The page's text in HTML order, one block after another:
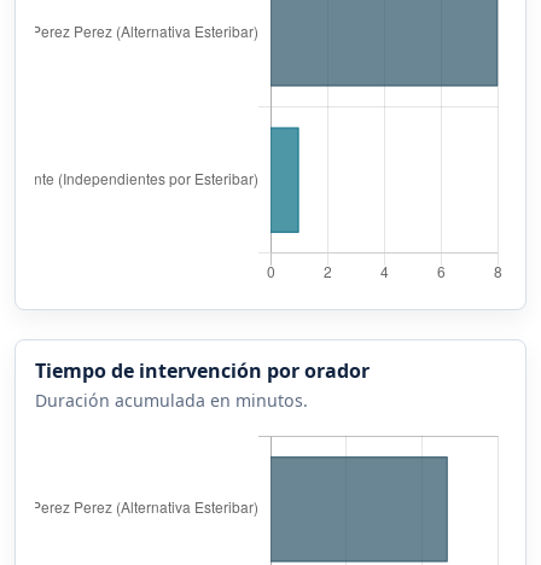
Tiempo de intervención por orador
Duración acumulada en minutos.